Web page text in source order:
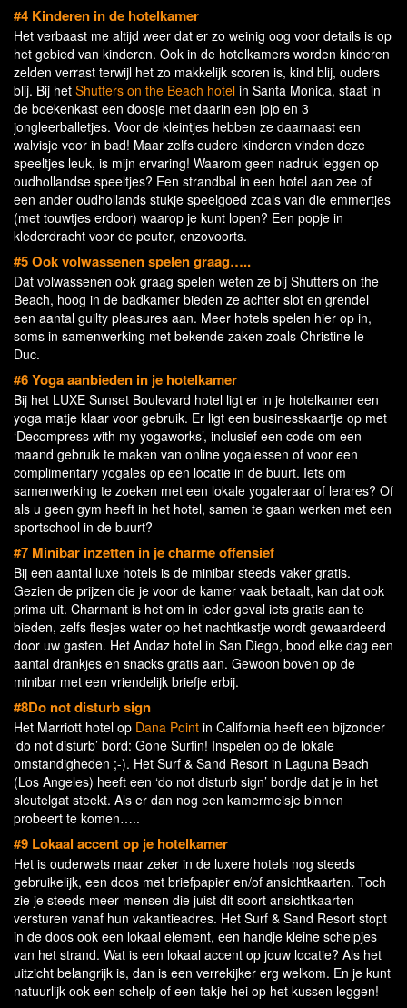
#4 Kinderen in de hotelkamer
Het verbaast me altijd weer dat er zo weinig oog voor details is op
het gebied van kinderen. Ook in de hotelkamers worden kinderen
zelden verrast terwijl het zo makkelijk scoren is, kind blij, ouders
blij. Bij het Shutters on the Beach hotel in Santa Monica, staat in
de boekenkast een doosje met daarin een jojo en 3
jongleerballetjes. Voor de kleintjes hebben ze daarnaast een
walvisje voor in bad! Maar zelfs oudere kinderen vinden deze
speeltjes leuk, is mijn ervaring! Waarom geen nadruk leggen op
oudhollandse speeltjes? Een strandbal in een hotel aan zee of
een ander oudhollands stukje speelgoed zoals van die emmertjes
(met touwtjes erdoor) waarop je kunt lopen? Een popje in
klederdracht voor de peuter, enzovoorts.
#5 Ook volwassenen spelen graag…..
Dat volwassenen ook graag spelen weten ze bij Shutters on the
Beach, hoog in de badkamer bieden ze achter slot en grendel
een aantal guilty pleasures aan. Meer hotels spelen hier op in,
soms in samenwerking met bekende zaken zoals Christine le
Duc.
#6 Yoga aanbieden in je hotelkamer
Bij het LUXE Sunset Boulevard hotel ligt er in je hotelkamer een
yoga matje klaar voor gebruik. Er ligt een businesskaartje op met
‘Decompress with my yogaworks’, inclusief een code om een
maand gebruik te maken van online yogalessen of voor een
complimentary yogales op een locatie in de buurt. Iets om
samenwerking te zoeken met een lokale yogaleraar of lerares? Of
als u geen gym heeft in het hotel, samen te gaan werken met een
sportschool in de buurt?
#7 Minibar inzetten in je charme offensief
Bij een aantal luxe hotels is de minibar steeds vaker gratis.
Gezien de prijzen die je voor de kamer vaak betaalt, kan dat ook
prima uit. Charmant is het om in ieder geval iets gratis aan te
bieden, zelfs flesjes water op het nachtkastje wordt gewaardeerd
door uw gasten. Het Andaz hotel in San Diego, bood elke dag een
aantal drankjes en snacks gratis aan. Gewoon boven op de
minibar met een vriendelijk briefje erbij.
#8Do not disturb sign
Het Marriott hotel op Dana Point in California heeft een bijzonder
‘do not disturb’ bord: Gone Surfin! Inspelen op de lokale
omstandigheden ;-). Het Surf & Sand Resort in Laguna Beach
(Los Angeles) heeft een ‘do not disturb sign’ bordje dat je in het
sleutelgat steekt. Als er dan nog een kamermeisje binnen
probeert te komen…..
#9 Lokaal accent op je hotelkamer
Het is ouderwets maar zeker in de luxere hotels nog steeds
gebruikelijk, een doos met briefpapier en/of ansichtkaarten. Toch
zie je steeds meer mensen die juist dit soort ansichtkaarten
versturen vanaf hun vakantieadres. Het Surf & Sand Resort stopt
in de doos ook een lokaal element, een handje kleine schelpjes
van het strand. Wat is een lokaal accent op jouw locatie? Als het
uitzicht belangrijk is, dan is een verrekijker erg welkom. En je kunt
natuurlijk ook een schelp of een takje hei op het kussen leggen!